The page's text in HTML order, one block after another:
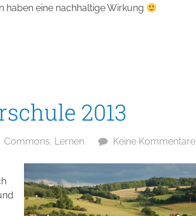
haben eine nachhaltige Wirkung
2013
Commons, Lernen Keine Kommentare